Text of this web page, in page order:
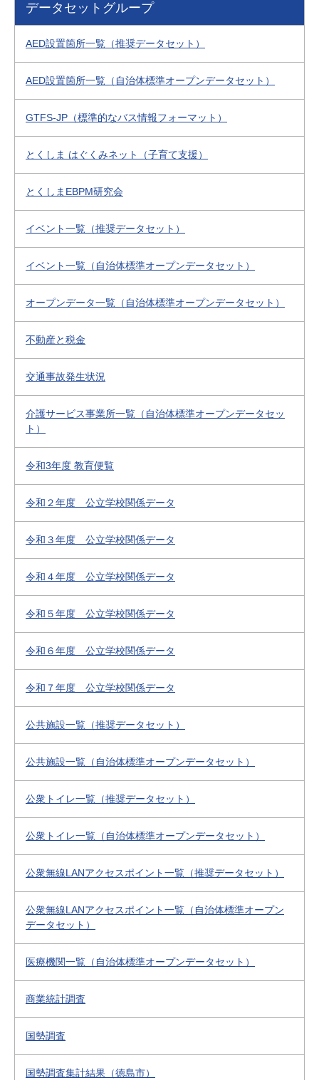
データセットグループ
AED設置箇所一覧（推奨データセット）
AED設置箇所一覧（自治体標準オープンデータセット）
GTFS-JP（標準的なバス情報フォーマット）
とくしま はぐくみネット（子育て支援）
とくしまEBPM研究会
イベント一覧（推奨データセット）
イベント一覧（自治体標準オープンデータセット）
オープンデータ一覧（自治体標準オープンデータセット）
不動産と税金
交通事故発生状況
介護サービス事業所一覧（自治体標準オープンデータセッ
ト）
令和3年度 教育便覧
令和２年度 公立学校関係データ
令和３年度 公立学校関係データ
令和４年度 公立学校関係データ
令和５年度 公立学校関係データ
令和６年度 公立学校関係データ
令和７年度 公立学校関係データ
公共施設一覧（推奨データセット）
公共施設一覧（自治体標準オープンデータセット）
公衆トイレ一覧（推奨データセット）
公衆トイレ一覧（自治体標準オープンデータセット）
公衆無線LANアクセスポイント一覧（推奨データセット）
公衆無線LANアクセスポイント一覧（自治体標準オープン
データセット）
医療機関一覧（自治体標準オープンデータセット）
商業統計調査
国勢調査
国勢調査集計結果（徳島市）